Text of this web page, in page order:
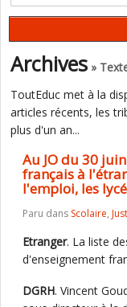
LA DÉFENSE...
Archives »
ToutEduc met à la
articles récents, les
plus d'un an...
Au JO du 30
français à
l'emploi, les
Paru dans Scolaire,
Etranger. La liste
d'enseignement
DGRH. Vincent